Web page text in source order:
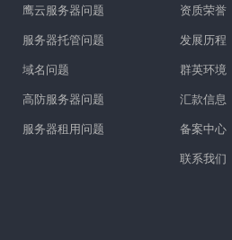
鹰云服务器问题
服务器托管问题
域名问题
高防服务器问题
服务器租用问题
资质荣誉
发展历程
群英环境
汇款信息
备案中心
联系我们